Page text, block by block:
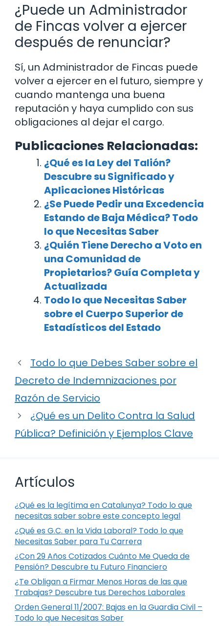
¿Puede un Administrador
de Fincas volver a ejercer
después de renunciar?
Sí, un Administrador de Fincas puede
volver a ejercer en el futuro, siempre y
cuando mantenga una buena
reputación y haya cumplido con sus
obligaciones al dejar el cargo.
Publicaciones Relacionadas:
¿Qué es la Ley del Talión?
Descubre su Significado y
Aplicaciones Históricas
¿Se Puede Pedir una Excedencia
Estando de Baja Médica? Todo
lo que Necesitas Saber
¿Quién Tiene Derecho a Voto en
una Comunidad de
Propietarios? Guía Completa y
Actualizada
Todo lo que Necesitas Saber
sobre el Cuerpo Superior de
Estadísticos del Estado
Todo lo que Debes Saber sobre el
Decreto de Indemnizaciones por
Razón de Servicio
¿Qué es un Delito Contra la Salud
Pública? Definición y Ejemplos Clave
Artículos
¿Qué es la legítima en Catalunya? Todo lo que
necesitas saber sobre este concepto legal
¿Qué es G.C. en la Vida Laboral? Todo lo que
Necesitas Saber para Tu Carrera
¿Con 29 Años Cotizados Cuánto Me Queda de
Pensión? Descubre tu Futuro Financiero
¿Te Obligan a Firmar Menos Horas de las que
Trabajas? Descubre tus Derechos Laborales
Orden General 11/2007: Bajas en la Guardia Civil –
Todo lo que Necesitas Saber